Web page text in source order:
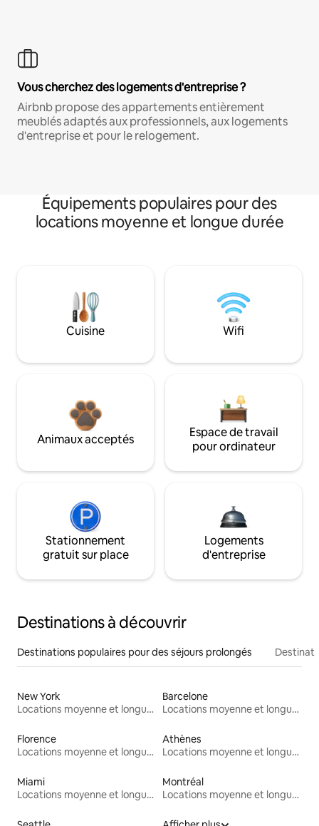
Vous cherchez des logements d'entreprise ?
Airbnb propose des appartements entièrement
meublés adaptés aux professionnels, aux logements
d'entreprise et pour le relogement.
Équipements populaires pour des
locations moyenne et longue durée
Cuisine Wifi
Animaux acceptés
Espace de travail
pour ordinateur
Stationnement
gratuit sur place
Logements
d'entreprise
Destinations à découvrir
Destinations populaires pour des séjours prolongés
New York
Locations moyenne et longue durée
Barcelone
Locations moyenne et longue durée
Florence
Locations moyenne et longue durée
Athènes
Locations moyenne et longue durée
Miami
Locations moyenne et longue durée
Montréal
Locations moyenne et longue durée